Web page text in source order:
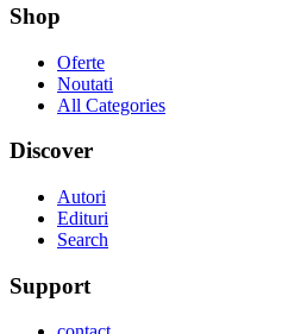
Shop
Oferte
Noutati
All Categories
Discover
Autori
Edituri
Search
Support